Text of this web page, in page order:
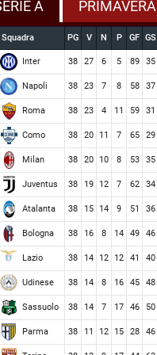
A PRIMAVERA
Squadra PG V N P GF GS
Inter 38 27 6 5 89 35
Napoli 38 23 7 8 58 37
Roma 38 23 4 11 59 31
Como 38 20 11 7 65 29
Milan 38 20 10 8 53 35
Juventus 38 19 12 7 62 34
Atalanta 38 15 14 9 51 36
Bologna 38 16 8 14 49 46
Lazio 38 14 12 12 41 40
Udinese 38 14 8 16 45 48
Sassuolo 38 14 7 17 46 50
Parma 38 11 12 15 28 46